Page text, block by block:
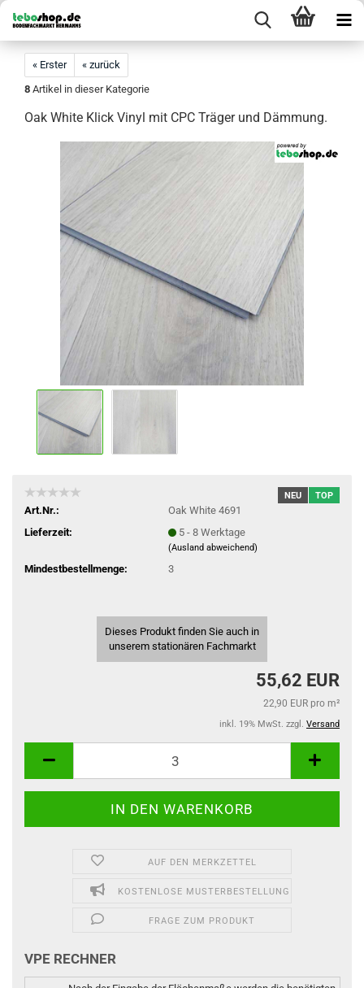
« Erster
« zurück
8 Artikel in dieser Kategorie
Oak White Klick Vinyl mit CPC Träger und Dämmung.
NEU TOP
Art.Nr.:
Oak White 4691
Lieferzeit:
5 - 8 Werktage
(Ausland abweichend)
Mindestbestellmenge: 3
Dieses Produkt finden Sie auch in
unserem stationären Fachmarkt
55,62 EUR
22,90 EUR pro m²
inkl. 19% MwSt. zzgl. Versand
AUF DEN MERKZETTEL
KOSTENLOSE MUSTERBESTELLUNG
FRAGE ZUM PRODUKT
VPE RECHNER